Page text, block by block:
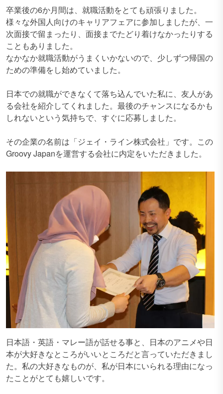
卒業後の6か月間は、就職活動をとても頑張りました。
様々な外国人向けのキャリアフェアに参加しましたが、一
次面接で留まったり、面接までたどり着けなかったりする
こともありました。
なかなか就職活動がうまくいかないので、少しずつ帰国の
ための準備をし始めていました。
日本での就職ができなくて落ち込んでいた私に、友人があ
る会社を紹介してくれました。最後のチャンスになるかも
しれないという気持ちで、すぐに応募しました。
その企業の名前は「ジェイ・ライン株式会社」です。この
Groovy Japanを運営する会社に内定をいただきました。
日本語・英語・マレー語が話せる事と、日本のアニメや日
本が大好きなところがいいところだと言っていただきまし
た。私の大好きなものが、私が日本にいられる理由になっ
たことがとても嬉しいです。